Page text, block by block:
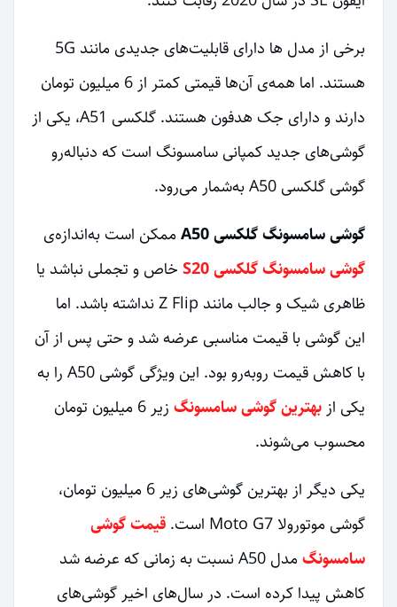
برخی از مدل ها دارای قابلیت‌های جدیدی مانند 5G
هستند. اما همه‌ی آن‌ها قیمتی کمتر از 6 میلیون تومان
دارند و دارای جک هدفون هستند. گلکسی A51، یکی از
گوشی‌های جدید کمپانی سامسونگ است که دنباله‌رو
گوشی گلکسی A50 به‌شمار می‌رود.
گوشی سامسونگ گلکسی A50
ممکن است به‌اندازه‌ی
گوشی سامسونگ گلکسی S20
خاص و تجملی نباشد یا
ظاهری شیک و جالب مانند Z Flip نداشته باشد. اما
این گوشی با قیمت مناسبی عرضه شد و حتی پس از آن
با کاهش قیمت روبه‌رو بود. این ویژگی گوشی A50 را به
یکی از بهترین گوشی سامسونگ
زیر 6 میلیون تومان
محسوب می‌شوند.
یکی دیگر از بهترین گوشی‌های زیر 6 میلیون تومان،
گوشی موتورولا Moto G7 است.
قیمت گوشی
سامسونگ
مدل A50 نسبت به زمانی که عرضه شد
کاهش پیدا کرده است. در سال‌های اخیر گوشی‌های